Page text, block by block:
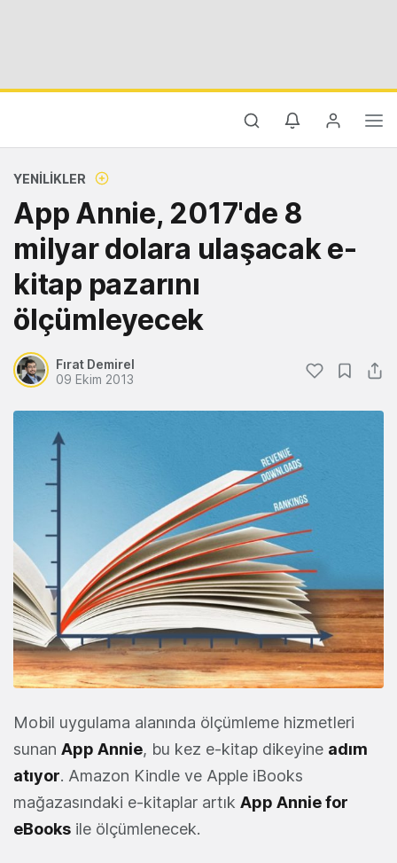
YENILIKLER
App Annie, 2017'de 8
milyar dolara ulaşacak e-
kitap pazarını
ölçümleyecek
Fırat Demirel
09 Ekim 2013
Mobil uygulama alanında ölçümleme hizmetleri
sunan App Annie, bu kez e-kitap dikeyine adım
atıyor. Amazon Kindle ve Apple iBooks
mağazasındaki e-kitaplar artık App Annie for
eBooks ile ölçümlenecek.